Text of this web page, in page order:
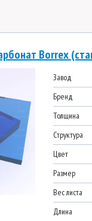
Borrex
Завод
Бренд
Толщина
Структура
Цвет
Размер
Вес листа
Длина